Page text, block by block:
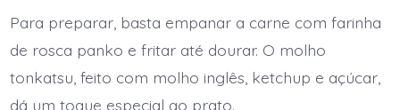
Para preparar, basta empanar a carne com farinha
de rosca panko e fritar até dourar. O molho
tonkatsu, feito com molho inglês, ketchup e açúcar,
dá um toque especial ao prato.